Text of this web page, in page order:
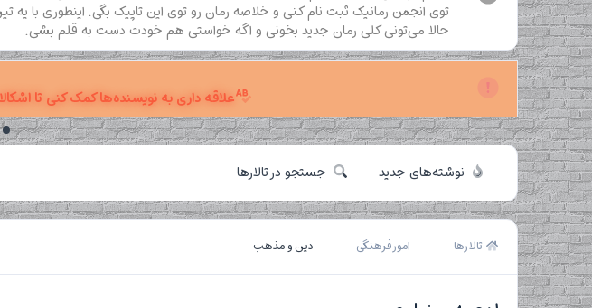
توی انجمن رمانیک ثبت نام کنی و خلاصه رمان رو توی این تاپیک بگی. اینطوری با
حالا می‌تونی کلی رمان جدید بخونی و اگه خواستی هم خودت دست به قلم بشی.
علاقه داری به نویسنده‌ها کمک کنی تا
نوشته‌های جدید جستجو در تالارها
تالارها امور فرهنگی دین و مذهب